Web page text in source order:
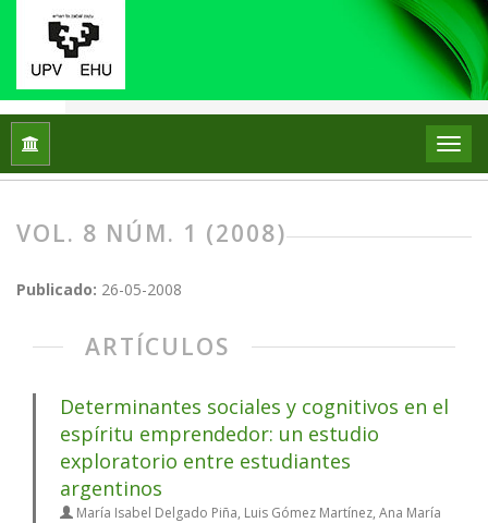
Inicio
VOL. 8 NÚM. 1 (2008)
Publicado: 26-05-2008
ARTÍCULOS
Determinantes sociales y cognitivos en el
espíritu emprendedor: un estudio
exploratorio entre estudiantes
argentinos
María Isabel Delgado Piña, Luis Gómez Martínez, Ana María